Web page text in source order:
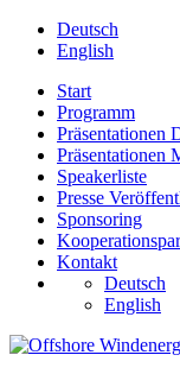
Deutsch
English
Start
Programm
Präsentationen
Präsentationen
Speakerliste
Presse
Sponsoring
Kontakt
Deutsch
English